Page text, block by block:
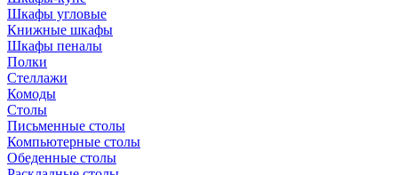
Шкафы угловые
Книжные шкафы
Шкафы пеналы
Полки
Стеллажи
Комоды
Столы
Письменные столы
Компьютерные столы
Обеденные столы